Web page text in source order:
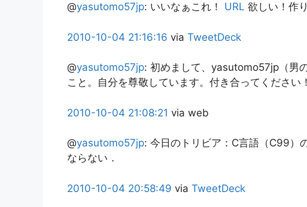
@yasutomo57jp: いいなぁこれ！ URL 欲しい！作
2010-10-04 21:16:16 via TweetDeck
@yasutomo57jp: 初めまして、yasutomo57jp（男
こと。自分を尊敬しています。付き合ってください
2010-10-04 21:08:21 via web
@yasutomo57jp: 今日のトリビア：C言語（C99）
ならない．
2010-10-04 20:58:49 via TweetDeck